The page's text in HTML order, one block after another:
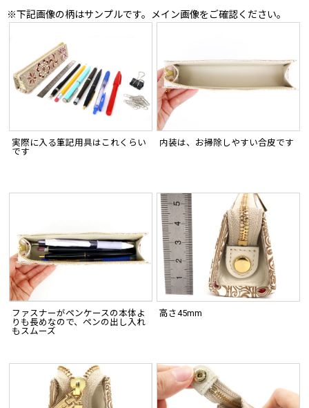
※下記画像の柄はサンプルです。メイン画像をご確認ください。
実際に入る筆記用具はこれくらい
です
内装は、お掃除しやすい合皮です
ファスナーがペンケースの本体よ
りも長めなので、ペンの出し入れ
もスムーズ
高さ45mm